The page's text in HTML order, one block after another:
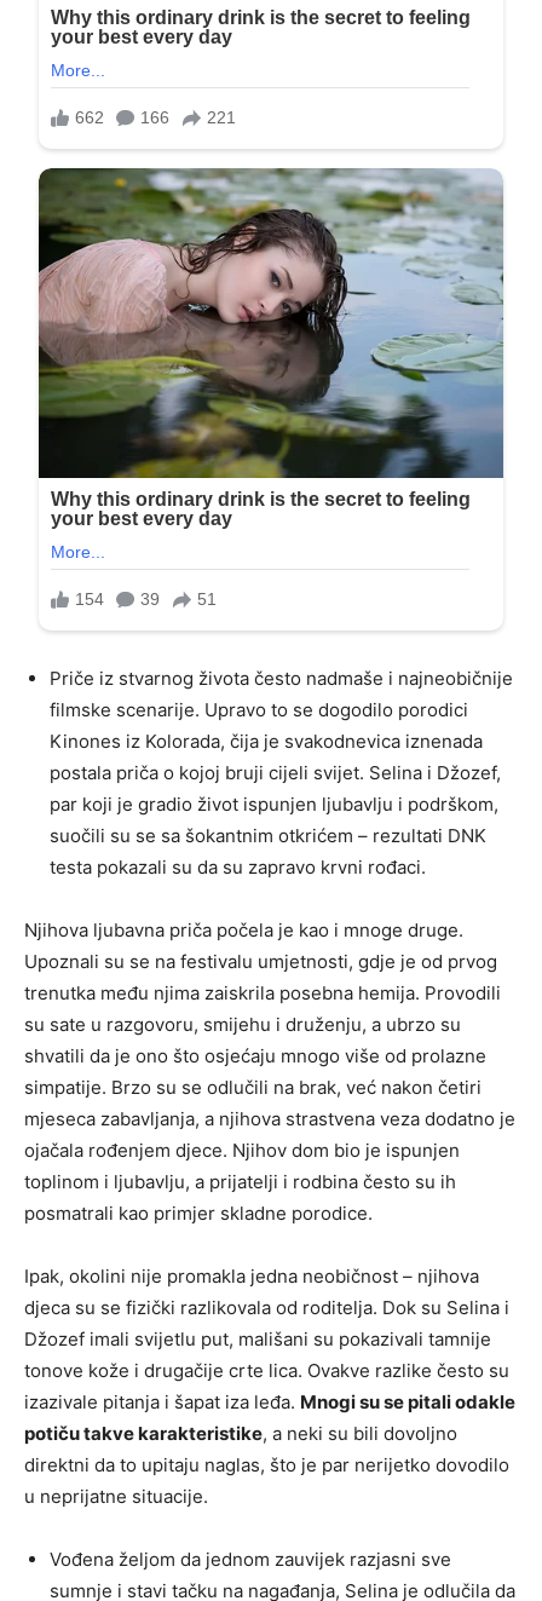
Priče iz stvarnog života često nadmaše i najneobičnije
filmske scenarije. Upravo to se dogodilo porodici
Kinones iz Kolorada, čija je svakodnevica iznenada
postala priča o kojoj bruji cijeli svijet. Selina i Džozef,
par koji je gradio život ispunjen ljubavlju i podrškom,
suočili su se sa šokantnim otkrićem – rezultati DNK
testa pokazali su da su zapravo krvni rođaci.
Njihova ljubavna priča počela je kao i mnoge druge.
Upoznali su se na festivalu umjetnosti, gdje je od prvog
trenutka među njima zaiskrila posebna hemija. Provodili
su sate u razgovoru, smijehu i druženju, a ubrzo su
shvatili da je ono što osjećaju mnogo više od prolazne
simpatije. Brzo su se odlučili na brak, već nakon četiri
mjeseca zabavljanja, a njihova strastvena veza dodatno je
ojačala rođenjem djece. Njihov dom bio je ispunjen
toplinom i ljubavlju, a prijatelji i rodbina često su ih
posmatrali kao primjer skladne porodice.
Ipak, okolini nije promakla jedna neobičnost – njihova
djeca su se fizički razlikovala od roditelja. Dok su Selina i
Džozef imali svijetlu put, mališani su pokazivali tamnije
tonove kože i drugačije crte lica. Ovakve razlike često su
izazivale pitanja i šapat iza leđa. Mnogi su se pitali odakle
potiču takve karakteristike, a neki su bili dovoljno
direktni da to upitaju naglas, što je par nerijetko dovodilo
u neprijatne situacije.
Vođena željom da jednom zauvijek razjasni sve
sumnje i stavi tačku na nagađanja, Selina je odlučila da